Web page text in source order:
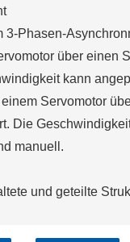
Phasen-
über einen
kann
Servomotor
Die
manuell.
und geteilte